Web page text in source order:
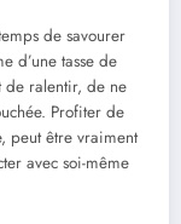
de savourer
d’une tasse de
de ralentir, de ne
Profiter de
peut être vraiment
avec soi-même